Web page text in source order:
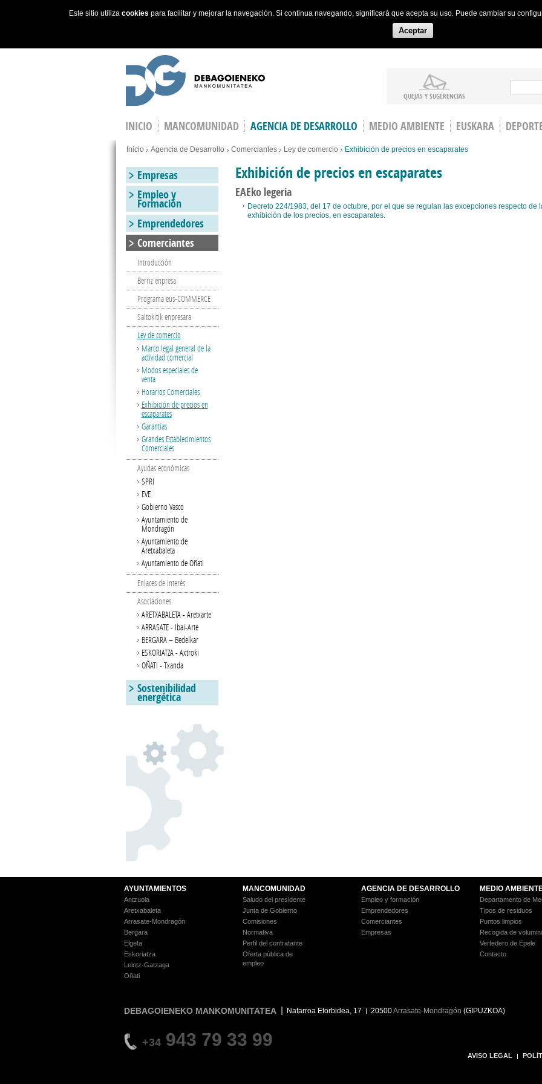
Este sitio utiliza cookies para facilitar y mejorar la navegación. Si continua navegando, significará que acepta su uso. Puede cambiar su
Aceptar
QUEJAS Y SUGERENCIAS
INICIO MANCOMUNIDAD AGENCIA DE DESARROLLO MEDIO AMBIENTE EUSKARA
You are here
Inicio Agencia de Desarrollo Comerciantes Ley de comercio Exhibición de precios en escaparates
Exhibición de precios en escaparates
EAEko legeria
Decreto 224/1983, del 17 de octubre, por el que se regulan las excepciones respecto de
exhibición de los precios, en escaparates.
Empresas
Empleo y
Formación
Emprendedores
Comerciantes
Introducción
Berriz enpresa
Programa eus-COMMERCE
Saltokitik enpresara
Ley de comercio
Marco legal general de la
actividad comercial
Modos especiales de
venta
Horarios Comerciales
Exhibición de precios en
escaparates
Garantías
Grandes Establecimientos
Comerciales
Ayudas económicas
SPRI
EVE
Gobierno Vasco
Ayuntamiento de
Mondragón
Ayuntamiento de
Aretxabaleta
Ayuntamiento de Oñati
Enlaces de interés
Asociaciones
ARETXABALETA - Aretxarte
ARRASATE - Ibai-Arte
BERGARA – Bedelkar
ESKORIATZA - Axtroki
OÑATI - Txanda
Sostenibilidad
energética
AYUNTAMIENTOS
Antzuola
Aretxabaleta
Arrasate-Mondragón
Bergara
Elgeta
Eskoriatza
Leintz-Gatzaga
Oñati
MANCOMUNIDAD
Saludo del presidente
Junta de Gobierno
Comisiones
Normativa
Perfil del contratante
Oferta pública de
empleo
AGENCIA DE DESARROLLO
Empleo y formación
Emprendedores
Comerciantes
Empresas
MEDIO
Departamento de
Tipos de residuos
Puntos limpios
Recogida de
Vertedero de Epele
Contacto
DEBAGOIENEKO MANKOMUNITATEA Nafarroa Etorbidea, 17 20500Arrasate-Mondragón (GIPUZKOA)
+34943 79 33 99
AVISO LEGAL